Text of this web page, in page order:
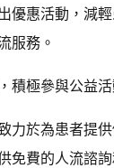
優惠活動，減
服務。
極參與公益活
於為患者提供
免費的人流諮